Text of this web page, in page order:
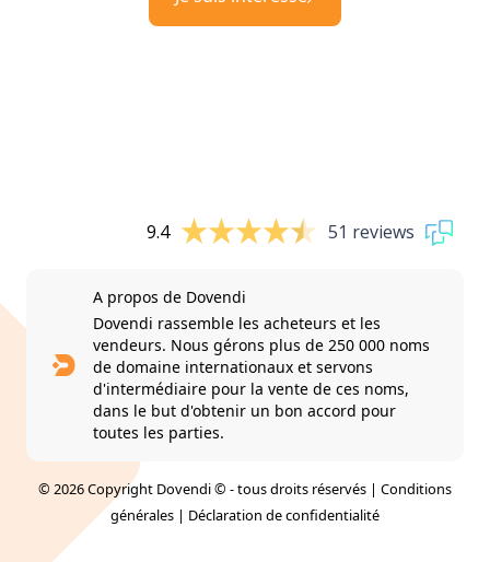
9.4 51 reviews
A propos de Dovendi
Dovendi rassemble les acheteurs et les
vendeurs. Nous gérons plus de 250 000 noms
de domaine internationaux et servons
d'intermédiaire pour la vente de ces noms,
dans le but d'obtenir un bon accord pour
toutes les parties.
© 2026 Copyright Dovendi © - tous droits réservés | Conditions
générales | Déclaration de confidentialité